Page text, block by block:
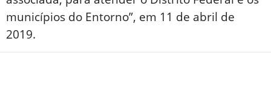
municípios do Entorno”, em 11 de abril de
2019.